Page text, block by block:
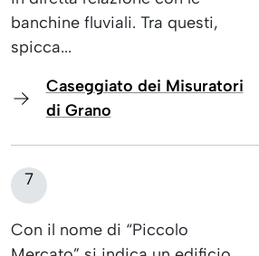
banchine fluviali. Tra questi,
spicca...
Caseggiato dei Misuratori
di Grano
7
Con il nome di “Piccolo